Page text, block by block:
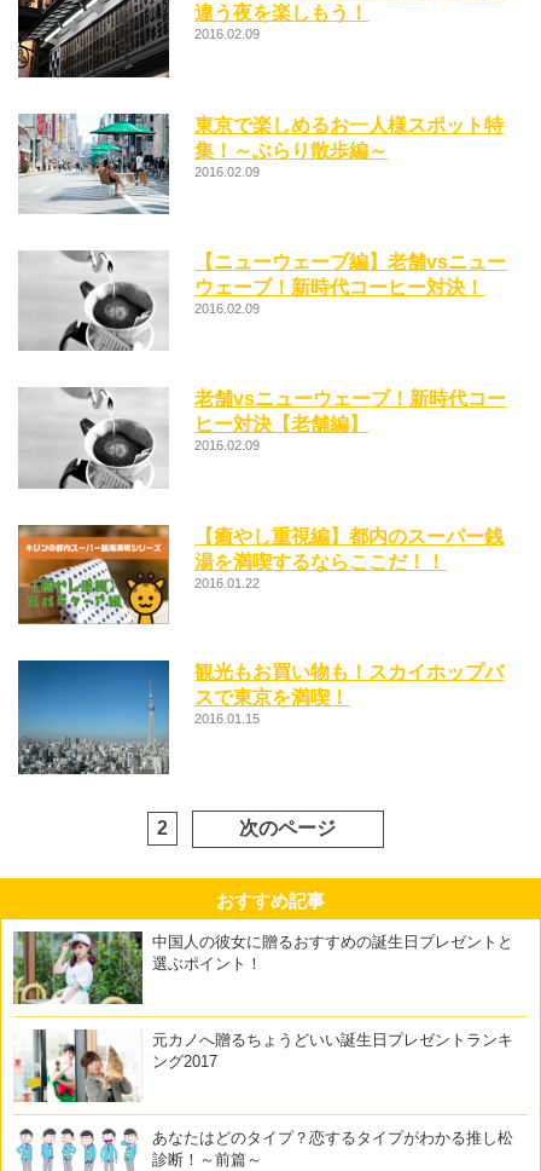
違う夜を楽しもう！
2016.02.09
東京で楽しめるお一人様スポット特
集！～ぶらり散歩編～
2016.02.09
【ニューウェーブ編】老舗vsニュー
ウェーブ！新時代コーヒー対決！
2016.02.09
老舗vsニューウェーブ！新時代コー
ヒー対決【老舗編】
2016.02.09
【癒やし重視編】都内のスーパー銭
湯を満喫するならここだ！！
2016.01.22
観光もお買い物も！スカイホップバ
スで東京を満喫！
2016.01.15
2 次のページ
おすすめ記事
中国人の彼女に贈るおすすめの誕生日プレゼントと
選ぶポイント！
元カノへ贈るちょうどいい誕生日プレゼントランキ
ング2017
あなたはどのタイプ？恋するタイプがわかる推し松
診断！～前篇～